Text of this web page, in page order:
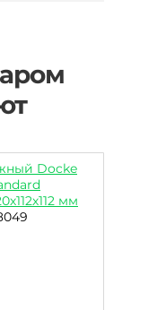
Docke
мм